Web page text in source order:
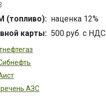
(топливо): наценка 12%
карты: 500 руб. с НДС
АЗС